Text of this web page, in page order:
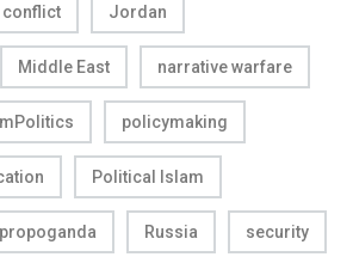
conflict Jordan
Middle East narrative warfare
policymaking
Political Islam
propoganda Russia security